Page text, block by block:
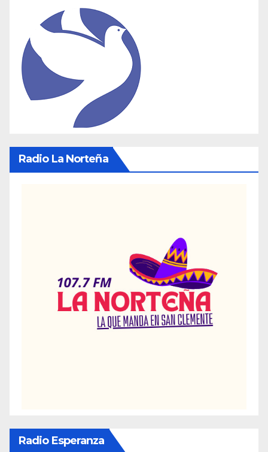
Radio La Norteña
Radio Esperanza